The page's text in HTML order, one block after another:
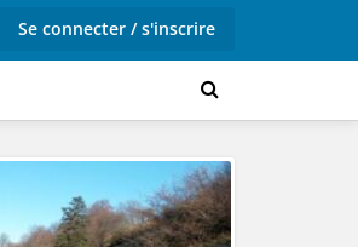
Se connecter / s'inscrire